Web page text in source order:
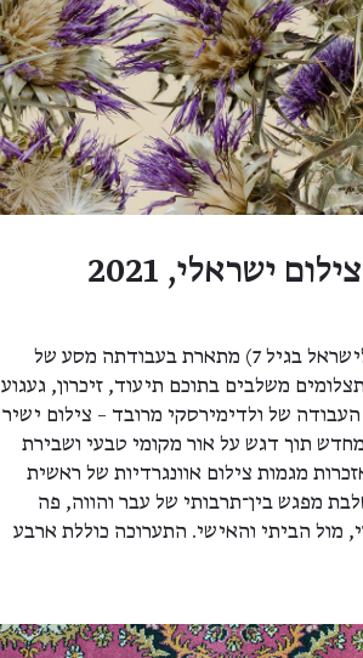
ישראלי, 2021
ורה ולדימירסקי (נולדה 1984 באוקראינה, עלתה לישראל בגיל 7) מתארת בעבודתה מסע של
משלבים בתוכם תיעוד, זיכרון, געגוע
של ולדימירסקי מרובד – צילום ישיר
תוך דגש על אור מקומי טבעי ושבירת
מגמות צילום אוונגרדיות של ראשית
מפגש בין־תרבותי של עבר והווה, פה
מול הביתי והאישי. התערוכה כוללת ארבע